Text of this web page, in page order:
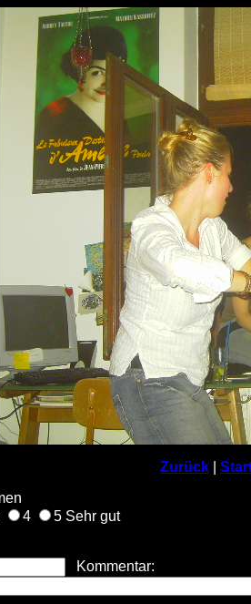
Zurück
4 5 Sehr gut
Kommentar: